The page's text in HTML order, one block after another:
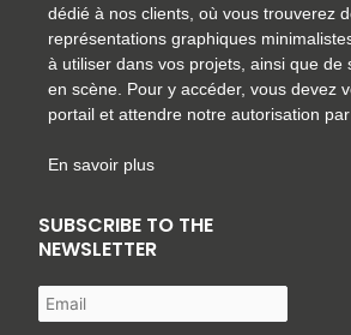
dédié à nos clients, où vous trouverez
représentations graphiques
à utiliser dans vos projets, ainsi que de
en scène. Pour y accéder, vous devez
portail et attendre notre autorisation par
En savoir plus
SUBSCRIBE TO THE
NEWSLETTER